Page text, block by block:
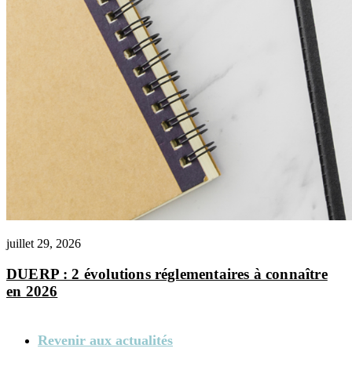
juillet 29, 2026
DUERP : 2 évolutions réglementaires à connaître
en 2026
Revenir aux actualités